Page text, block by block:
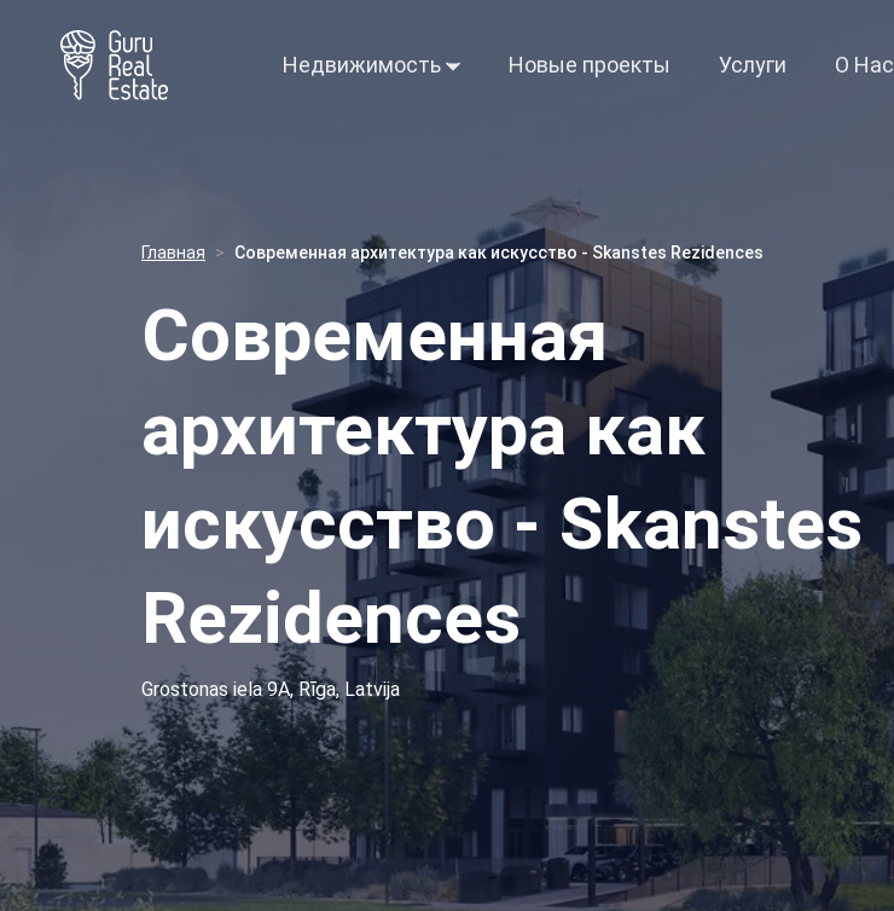
Недвижимость Новые проекты Услуги О Нас
Главная Современная архитектура как искусство - Skanstes Rezidences
Современная
архитектура как
искусство - Skanstes
Rezidences
Grostonas iela 9A, Rīga, Latvija